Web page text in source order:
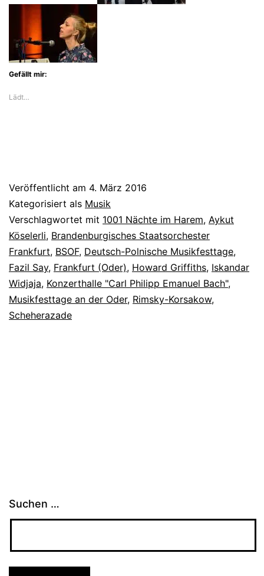
Gefällt mir:
Lädt…
Veröffentlicht am 4. März 2016
Kategorisiert als Musik
Verschlagwortet mit 1001 Nächte im Harem, Aykut
Köselerli, Brandenburgisches Staatsorchester
Frankfurt, BSOF, Deutsch-Polnische Musikfesttage,
Fazil Say, Frankfurt (Oder), Howard Griffiths, Iskandar
Widjaja, Konzerthalle "Carl Philipp Emanuel Bach",
Musikfesttage an der Oder, Rimsky-Korsakow,
Scheherazade
Suchen …